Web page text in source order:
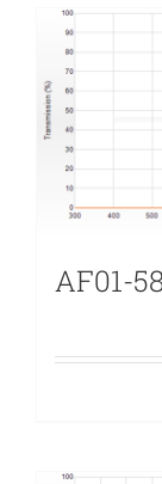
AF01-